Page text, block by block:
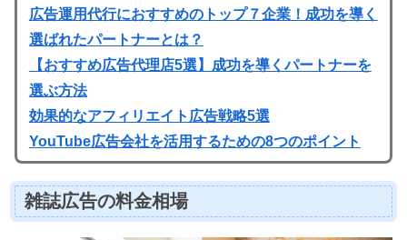
広告運用代行におすすめのトップ７企業！成功を導く
選ばれたパートナーとは？
【おすすめ広告代理店5選】成功を導くパートナーを
選ぶ方法
効果的なアフィリエイト広告戦略5選
YouTube広告会社を活用するための8つのポイント
雑誌広告の料金相場